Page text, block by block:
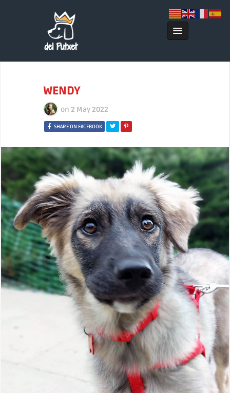
WENDY
on 2 May 2022
SHARE ON FACEBOOK